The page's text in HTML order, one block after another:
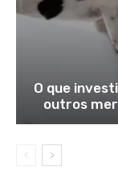
O que
outros